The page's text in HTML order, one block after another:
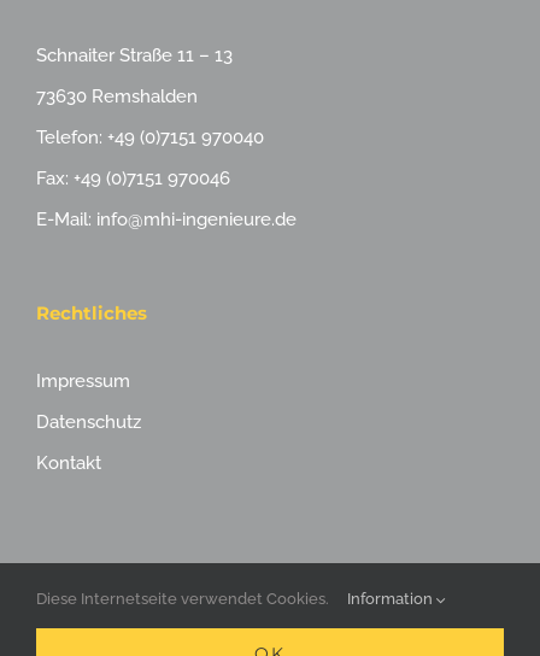
Schnaiter Straße 11 – 13
73630 Remshalden
Telefon: +49 (0)7151 970040
Fax: +49 (0)7151 970046
E-Mail: info@mhi-ingenieure.de
Rechtliches
Impressum
Datenschutz
Kontakt
Diese Internetseite verwendet Cookies. Information